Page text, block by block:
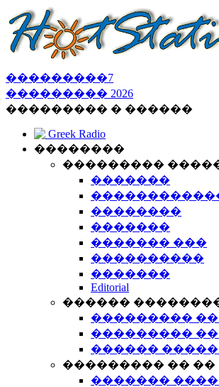
���������7
��������� 2026
��������� � ������
Greek Radio
��������
���������
�������
��������
�������
������� ���
����������
�������
Editorial
������
���������
���������
������
��������� �� ��
�������